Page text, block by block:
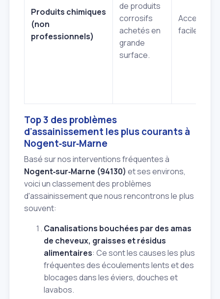
Produits chimiques
(non
professionnels)
de produits
corrosifs
achetés en
grande
surface.
facile.
Top 3 des problèmes
d'assainissement les plus courants à
Nogent‑sur‑Marne
Basé sur nos interventions fréquentes à
Nogent‑sur‑Marne (94130) et ses environs,
voici un classement des problèmes
d'assainissement que nous rencontrons le plus
souvent:
Canalisations bouchées par des amas
de cheveux, graisses et résidus
alimentaires: Ce sont les causes les plus
fréquentes des écoulements lents et des
blocages dans les éviers, douches et
lavabos.